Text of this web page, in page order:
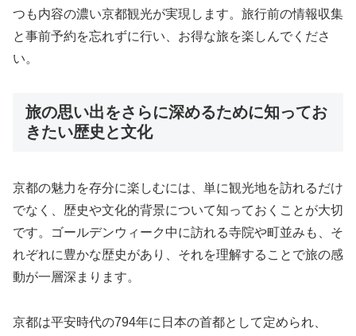
つも内容の濃い京都観光が実現します。旅行前の情報収集
と事前予約を忘れずに行い、お得な旅を楽しんでくださ
い。
旅の思い出をさらに深めるために知ってお
きたい歴史と文化
京都の魅力を存分に楽しむには、単に観光地を訪れるだけ
でなく、歴史や文化的背景について知っておくことが大切
です。ゴールデンウィーク中に訪れる寺院や町並みも、そ
れぞれに豊かな歴史があり、それを理解することで旅の感
動が一層深まります。
京都は平安時代の794年に日本の首都として定められ、